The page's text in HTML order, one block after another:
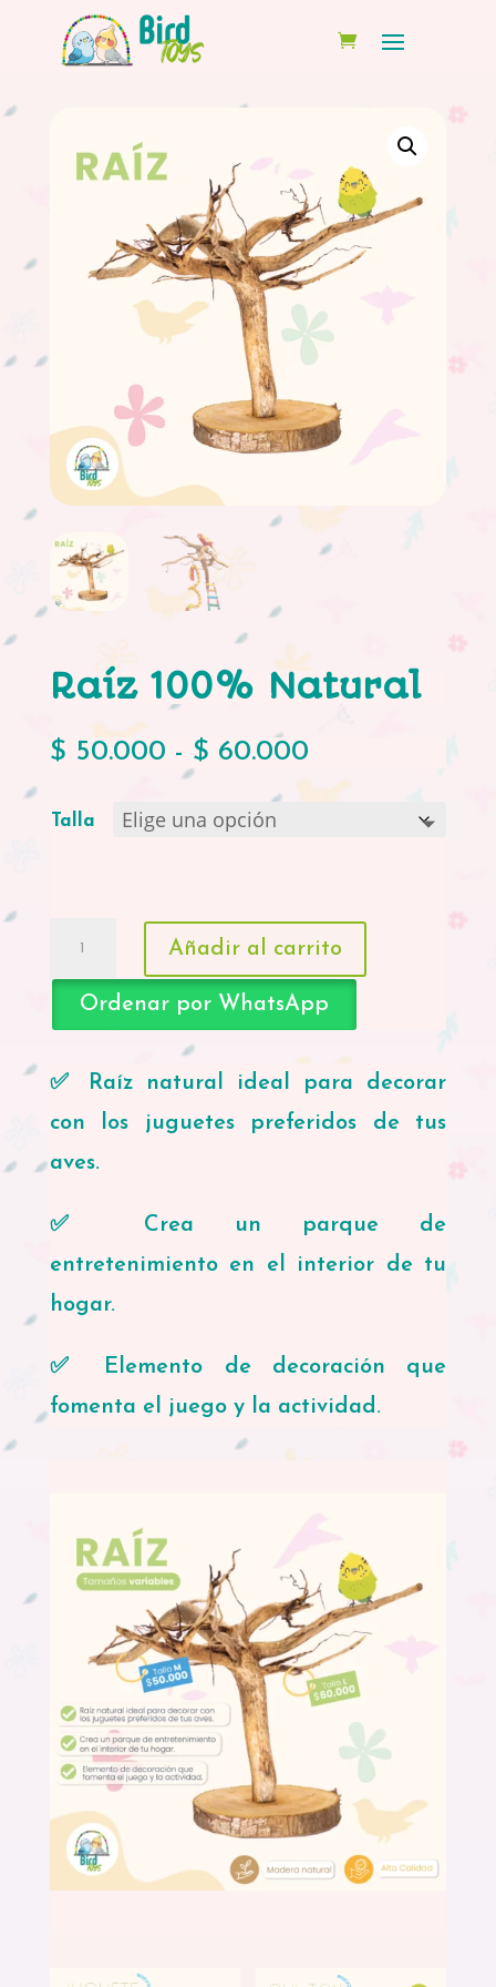
Raíz 100% Natural
$ 50.000 - $ 60.000Rango
$ 60.000
Talla
Natural
cantidad
Añadir al carrito
Ordenar por WhatsApp
✅ Raíz natural ideal para decorar
con los juguetes preferidos de tus
aves.
✅ Crea un parque de
entretenimiento en el interior de tu
hogar.
✅ Elemento de decoración que
fomenta el juego y la actividad.